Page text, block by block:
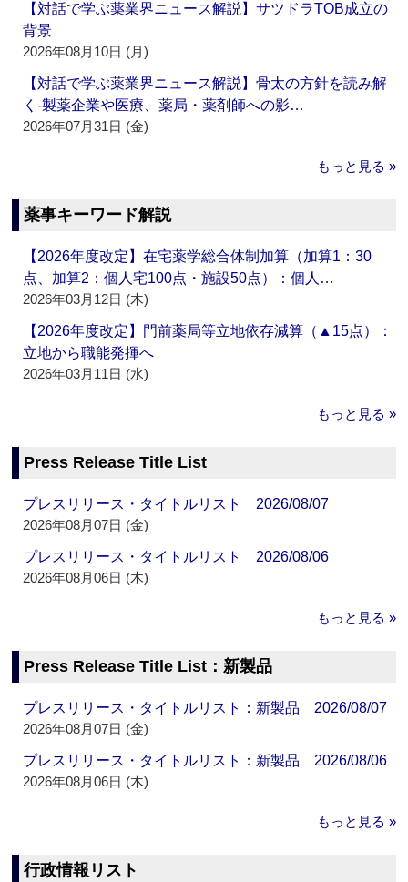
【対話で学ぶ薬業界ニュース解説】サツドラTOB成立の
背景
2026年08月10日 (月)
【対話で学ぶ薬業界ニュース解説】骨太の方針を読み解
く‐製薬企業や医療、薬局・薬剤師への影…
2026年07月31日 (金)
もっと見る »
薬事キーワード解説
【2026年度改定】在宅薬学総合体制加算（加算1：30
点、加算2：個人宅100点・施設50点）：個人…
2026年03月12日 (木)
【2026年度改定】門前薬局等立地依存減算（▲15点）：
立地から職能発揮へ
2026年03月11日 (水)
もっと見る »
Press Release Title List
プレスリリース・タイトルリスト 2026/08/07
2026年08月07日 (金)
プレスリリース・タイトルリスト 2026/08/06
2026年08月06日 (木)
もっと見る »
Press Release Title List：新製品
プレスリリース・タイトルリスト：新製品 2026/08/07
2026年08月07日 (金)
プレスリリース・タイトルリスト：新製品 2026/08/06
2026年08月06日 (木)
もっと見る »
行政情報リスト